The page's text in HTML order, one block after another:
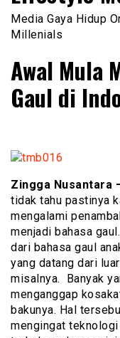
Media Gaya Hidup
Millenials
Awal Mula
Gaul di
Zingga Nusantara
tidak tahu pastinya
mengalami
menjadi bahasa
dari bahasa gaul
yang datang dari
misalnya. Banyak
menganggap
bakunya. Hal
mengingat